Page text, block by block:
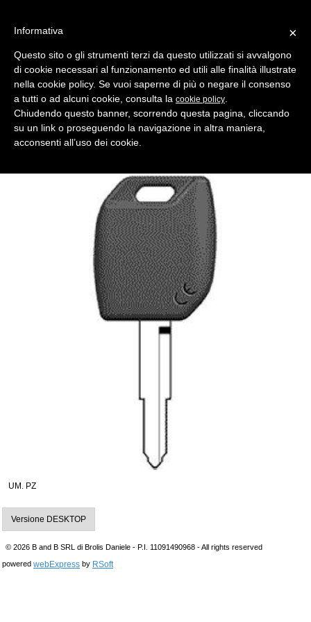
Indietro
INSERTO X TESTA ELETTRONICA > MARCHE AUTO ASSORTITE
inserto chiave kw16mh per testa elettronica mh
UM. PZ
Versione DESKTOP
© 2026 B and B SRL di Brolis Daniele - P.I. 11091490968 - All rights reserved
powered webExpress by RSoft
×
Informativa
Questo sito o gli strumenti terzi da questo utilizzati si avvalgono
di cookie necessari al funzionamento ed utili alle finalità illustrate
nella cookie policy. Se vuoi saperne di più o negare il consenso
a tutti o ad alcuni cookie, consulta la cookie policy
Chiudendo questo banner, scorrendo questa pagina, cliccando
su un link o proseguendo la navigazione in altra maniera,
acconsenti all’uso dei cookie.